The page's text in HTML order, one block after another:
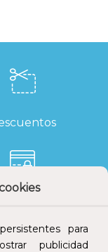
para
publicidad